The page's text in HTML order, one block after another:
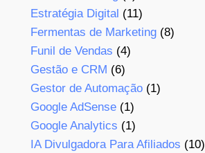
Estratégia Digital (11)
Fermentas de Marketing (8)
Funil de Vendas (4)
Gestão e CRM (6)
Gestor de Automação (1)
Google AdSense (1)
Google Analytics (1)
IA Divulgadora Para Afiliados (10)